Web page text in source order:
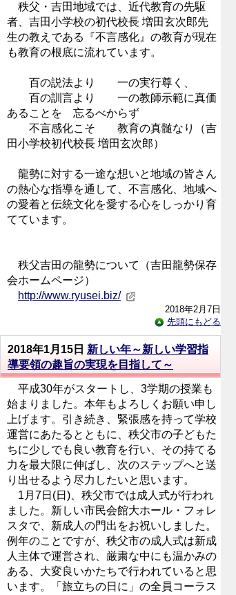
秩父・吉田地域では、近代教育の先駆
者、吉田小学校の初代校長 増田玄次郎先
生の教えである『不言感化』の教育が現在
も教育の根底に流れています。
百の説法より 一の実行尊く、
百の訓言より 一の教師示範に真価
あることを 忘るべからず
不言感化こそ 教育の真髄なり（吉
田小学校初代校長 増田玄次郎）
龍勢に対する一途な想いと地域の皆さん
の熱心な指導を通して、不言感化、地域へ
の愛着と伝統文化を愛する心をしっかり育
てています。
秩父吉田の龍勢について（吉田龍勢保存
会ホームページ）
http://www.ryusei.biz/
2018年2月7日
先頭にもどる
2018年1月15日 新しい年～新しい学習指
導要領の趣旨の実現を目指して～
平成30年がスタートし、3学期の授業も
始まりました。本年もよろしくお願い申し
上げます。引き続き、緊張感を持って学校
運営にあたるとともに、秩父市の子どもた
ちに少しでも良い教育を行い、その持てる
力を最大限に伸ばし、次のステップへと送
り出せるよう尽力したいと思います。
1月7日(日)、秩父市では成人式が行われ
ました。新しい市民会館大ホール・フォレ
スタで、新成人の門出をお祝いしました。
例年のことですが、秩父市の成人式は新成
人主体で運営され、厳粛な中にも温かみの
ある、大変良いかたちで行われていると思
います。「旅立ちの日に」の全員コーラス